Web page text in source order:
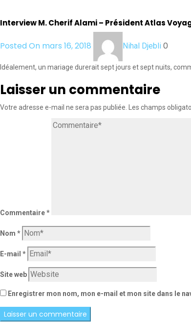
Interview M. Cherif Alami – Président Atlas
Posted On mars 16, 2018 Nihal Djebli 0
Idéalement, un mariage durerait sept jours et sept nuits,
Laisser un commentaire
Votre adresse e-mail ne sera pas publiée. Les champs
Commentaire*
Nom *
E-mail *
Site web
Enregistrer mon nom, mon e-mail et mon site dans le